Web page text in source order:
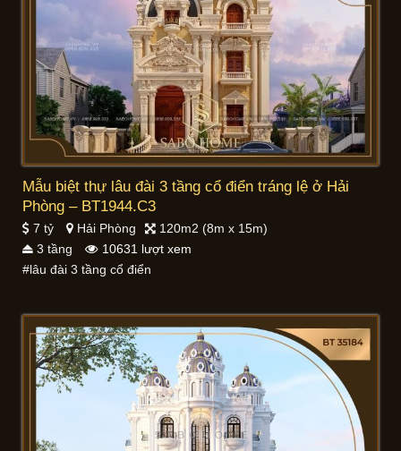
Mẫu biệt thự lâu đài 3 tầng cổ điển tráng lệ ở Hải
Phòng – BT1944.C3
7 tỷ Hải Phòng
120m2 (8m x 15m)
3 tầng
10631 lượt xem
#lâu đài 3 tầng cổ điển